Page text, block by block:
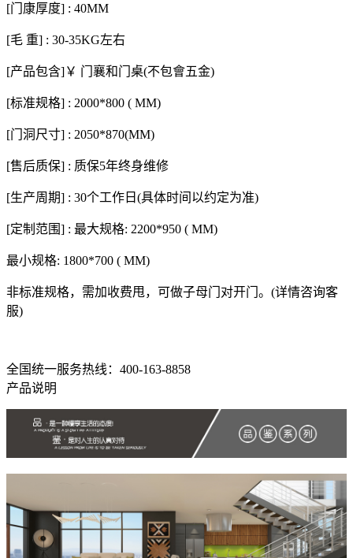
[门康厚度] : 40MM
[毛 重] : 30-35KG左右
[产品包含]￥ 门襄和门桌(不包會五金)
[标准规格] : 2000*800 ( MM)
[门洞尺寸] : 2050*870(MM)
[售后质保] : 质保5年终身维修
[生产周期] : 30个工作日(具体时间以约定为准)
[定制范围] : 最大规格: 2200*950 ( MM)
最小规格: 1800*700 ( MM)
非标准规格，需加收费甩，可做子母门对开门。(详情咨询客
服)
全国统一服务热线：400-163-8858
产品说明